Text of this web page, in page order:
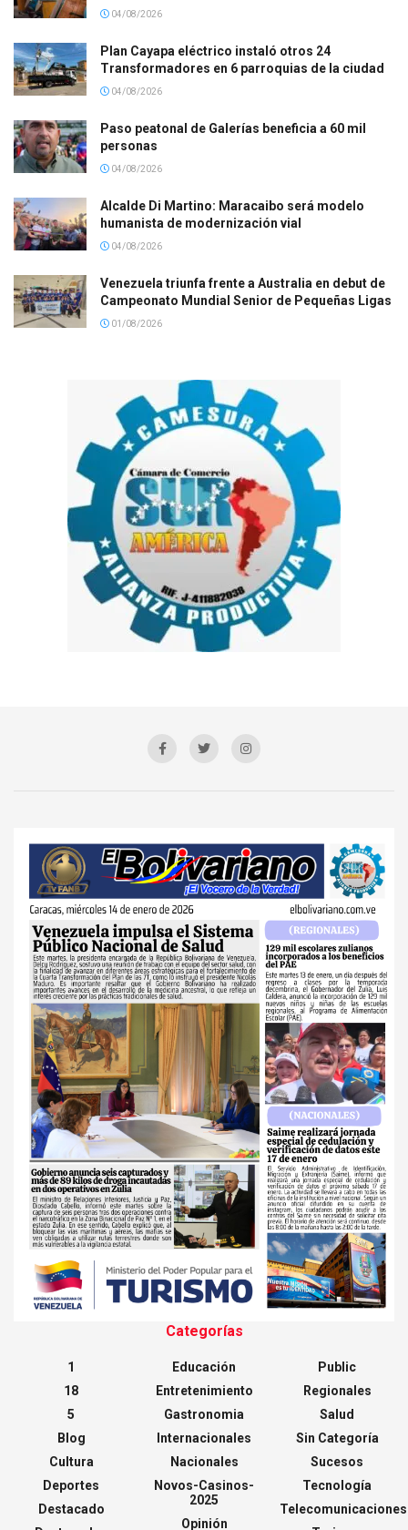
04/08/2026
Plan Cayapa eléctrico instaló otros 24
Transformadores en 6 parroquias de la ciudad
04/08/2026
Paso peatonal de Galerías beneficia a 60 mil
personas
04/08/2026
Alcalde Di Martino: Maracaibo será modelo
humanista de modernización vial
04/08/2026
Venezuela triunfa frente a Australia en debut de
Campeonato Mundial Senior de Pequeñas Ligas
01/08/2026
Categorías
1
18
5
Blog
Cultura
Deportes
Destacado
Educación
Entretenimiento
Gastronomia
Internacionales
Nacionales
Novos-Casinos-
2025
Opinión
Public
Regionales
Salud
Sin Categoría
Sucesos
Tecnología
Telecomunicaciones